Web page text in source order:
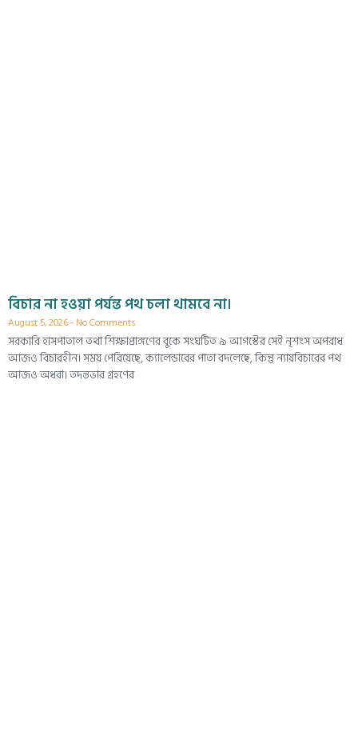
বিচার না হওয়া পর্যন্ত পথ চলা থামবে না।
August 5, 2026 No Comments
সরকারি হাসপাতাল তথা শিক্ষাপ্রাঙ্গণের বুকে সংঘটিত ৯ আগস্টের সেই নৃশংস অপরাধ
আজও বিচারহীন। সময় পেরিয়েছে, ক্যালেন্ডারের পাতা বদলেছে, কিন্তু ন্যায়বিচারের পথ
আজও অধরা। তদন্তভার গ্রহণের